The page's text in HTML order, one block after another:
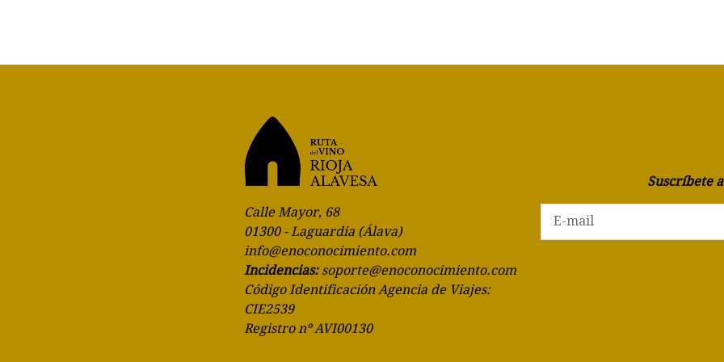
Calle Mayor, 68
01300 - Laguardia (Álava)
info@enoconocimiento.com
Incidencias: soporte@enoconocimiento.com
Código Identificación Agencia de Viajes:
CIE2539
Registro nº AVI00130
Suscríbete